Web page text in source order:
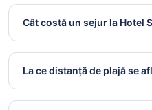
Cât costă un sejur la Hotel
La ce distanță de plajă se